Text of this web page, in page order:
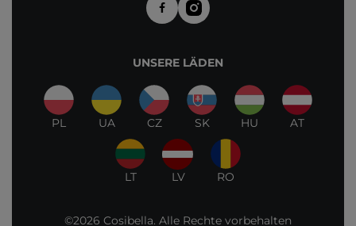
UNSERE LÄDEN
PL UA CZ SK HU AT
LT LV RO
©2026 Cosibella. Alle Rechte vorbehalten